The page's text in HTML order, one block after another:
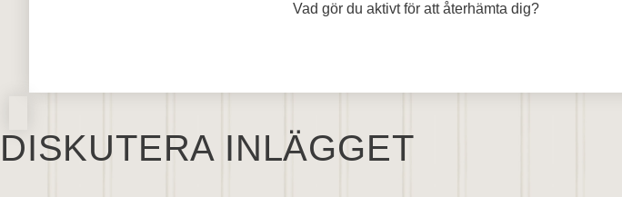
Vad gör du aktivt för att återhämta dig?
DISKUTERA INLÄGGET